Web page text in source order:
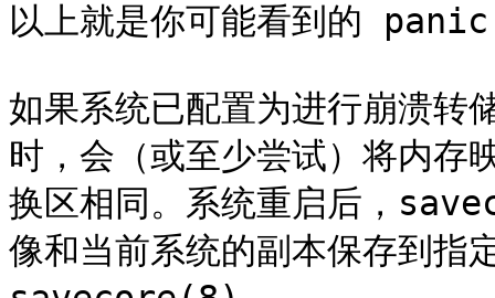
以上就是你可能看到的
如果系统已配置为进行崩溃
时，会（或至少尝试）将内存
换区相同。系统重启后，
像和当前系统的副本保存到指